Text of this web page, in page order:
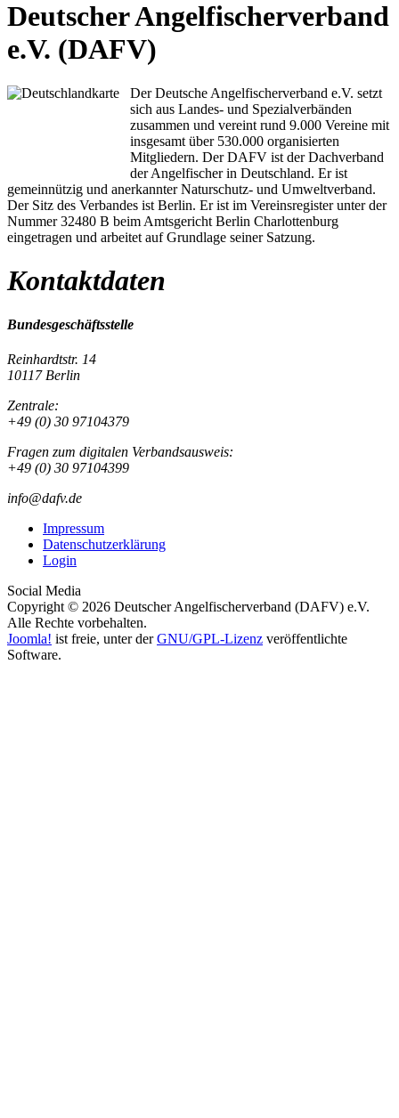
Deutscher Angelfischerverband
e.V. (DAFV)
Der Deutsche Angelfischerverband e.V. setzt
sich aus Landes- und Spezialverbänden
zusammen und vereint rund 9.000 Vereine mit
insgesamt über 530.000 organisierten
Mitgliedern. Der DAFV ist der Dachverband
der Angelfischer in Deutschland. Er ist
gemeinnützig und anerkannter Naturschutz- und Umweltverband.
Der Sitz des Verbandes ist Berlin. Er ist im Vereinsregister unter der
Nummer 32480 B beim Amtsgericht Berlin Charlottenburg
eingetragen und arbeitet auf Grundlage seiner Satzung.
Kontaktdaten
Bundesgeschäftsstelle
Reinhardtstr. 14
10117 Berlin
Zentrale:
+49 (0) 30 97104379
Fragen zum digitalen Verbandsausweis:
+49 (0) 30 97104399
info@dafv.de
Impressum
Datenschutzerklärung
Login
Social Media
Copyright © 2026 Deutscher Angelfischerverband (DAFV) e.V.
Alle Rechte vorbehalten.
Joomla! ist freie, unter derGNU/GPL-Lizenz veröffentlichte
Software.